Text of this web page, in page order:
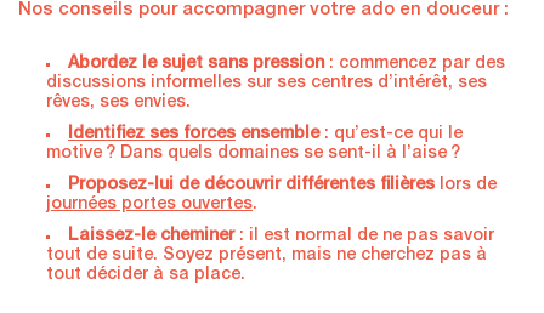
Nos conseils pour accompagner votre ado en douceur :
Abordez le sujet sans pression: commencez par des
discussions informelles sur ses centres d’intérêt, ses
rêves, ses envies.
Identifiez ses forces ensemble: qu’est-ce qui le
motive ? Dans quels domaines se sent-il à l’aise ?
Proposez-lui de découvrir différentes filières lors de
journées portes ouvertes.
Laissez-le cheminer: il est normal de ne pas savoir
tout de suite. Soyez présent, mais ne cherchez pas à
tout décider à sa place.